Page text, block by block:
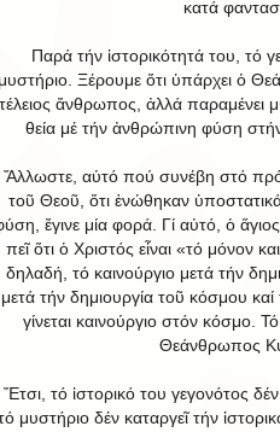
κατά
Παρά τήν ἱστορικότητά του, τό
Ξέρουμε ὅτι ὑπάρχει ὁ
ἄνθρωπος, ἀλλά παραμένει
θεία μέ τήν ἀνθρώπινη φύση
Ἄλλωστε, αὐτό πού συνέβη στό
τοῦ Θεοῦ, ὅτι ἑνώθηκαν
ἔγινε μία φορά. Γί αὐτό, ὁ
πεῖ ὅτι ὁ Χριστός εἶναι «τό μόνον
δηλαδή, τό καινούργιο μετά τήν
μετά τήν δημιουργία τοῦ κόσμου
γίνεται καινούργιο στόν κόσμο.
Θεάνθρωπος
τό ἱστορικό του γεγονότος δέν
μυστήριο δέν καταργεῖ τήν